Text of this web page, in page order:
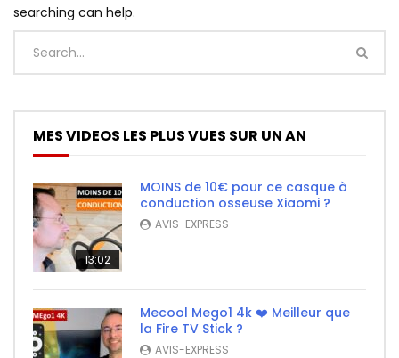
searching can help.
MES VIDEOS LES PLUS VUES SUR UN AN
13:02
MOINS de 10€ pour ce casque à
conduction osseuse Xiaomi ?
AVIS-EXPRESS
Mecool Mego1 4k ❤️ Meilleur que
la Fire TV Stick ?
AVIS-EXPRESS